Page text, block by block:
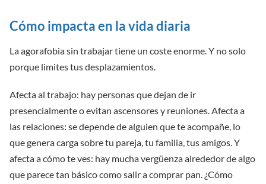
Cómo impacta en la vida diaria
La agorafobia sin trabajar tiene un coste enorme. Y no solo
porque limites tus desplazamientos.
Afecta al trabajo: hay personas que dejan de ir
presencialmente o evitan ascensores y reuniones. Afecta a
las relaciones: se depende de alguien que te acompañe, lo
que genera carga sobre tu pareja, tu familia, tus amigos. Y
afecta a cómo te ves: hay mucha vergüenza alrededor de algo
que parece tan básico como salir a comprar pan. ¿Cómo